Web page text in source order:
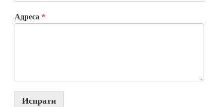
Адреса *
Испрати